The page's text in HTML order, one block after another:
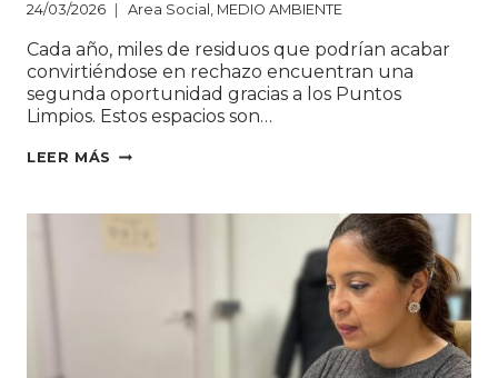
24/03/2026 Area Social , MEDIO AMBIENTE
Cada año, miles de residuos que podrían acabar
convirtiéndose en rechazo encuentran una
segunda oportunidad gracias a los Puntos
Limpios. Estos espacios son…
LEER MÁS LOS PUNTOS